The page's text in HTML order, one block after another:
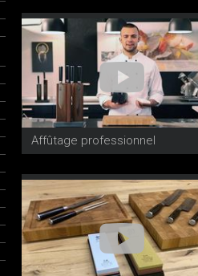
Affûtage professionnel